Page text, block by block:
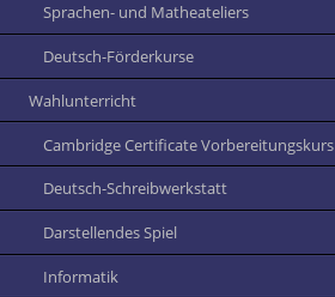
Sprachen- und Matheateliers
Deutsch-Förderkurse
Wahlunterricht
Cambridge Certificate Vorbereitungskurs
Deutsch-Schreibwerkstatt
Darstellendes Spiel
Informatik